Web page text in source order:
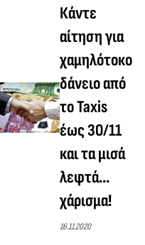
Κάντε
αίτηση για
χαμηλότοκο
δάνειο από
το Taxis
έως 30/11
και τα μισά
λεφτά...
χάρισμα!
16.11.2020